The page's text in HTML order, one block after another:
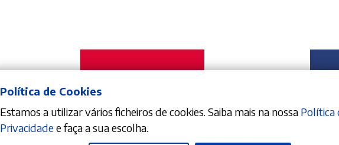
Política de Cookies
Estamos a utilizar vários ficheiros de cookies. Saiba mais na nossa Política
Privacidadee faça a sua escolha.